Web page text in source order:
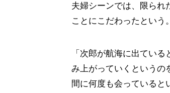
夫婦シーンでは、限られ
ことにこだわったという。
「次郎が航海に出てい
み上がっていくというの
間に何度も会っている